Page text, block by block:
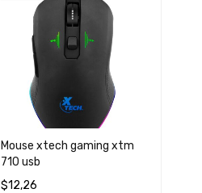
Mouse xtech gaming xtm
710 usb
$12,26